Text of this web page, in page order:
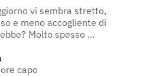
vi sembra stretto,
e meno accogliente di
Molto spesso ...
capo